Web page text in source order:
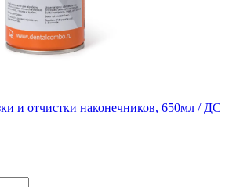
и отчистки наконечников, 650мл / ДС